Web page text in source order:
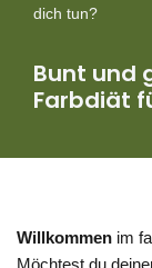
dich tun?
Bunt und
Farbdiät
Willkommen im
Möchtest du